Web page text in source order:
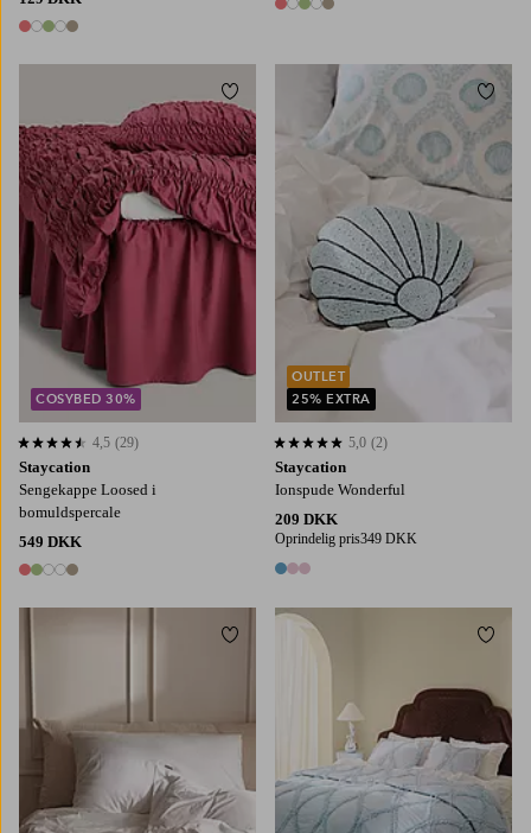
5 farver
5 farver
Staycation
Sengekappe Loosed i
bomuldspercale
549 DKK
5 farver
4,5 baseret på 29 bedømmelser
4,5 (29)
COSYBED 30%
Tilføj til favoritter
90X200120X200140X200160X200
180X200
Staycation
Ionspude Wonderful
209 DKK
Oprindelig pris349 DKK
3 farver
5,0 baseret på 2 bedømmelser
5,0 (2)
OUTLET
25% EXTRA
Tilføj til favoritter